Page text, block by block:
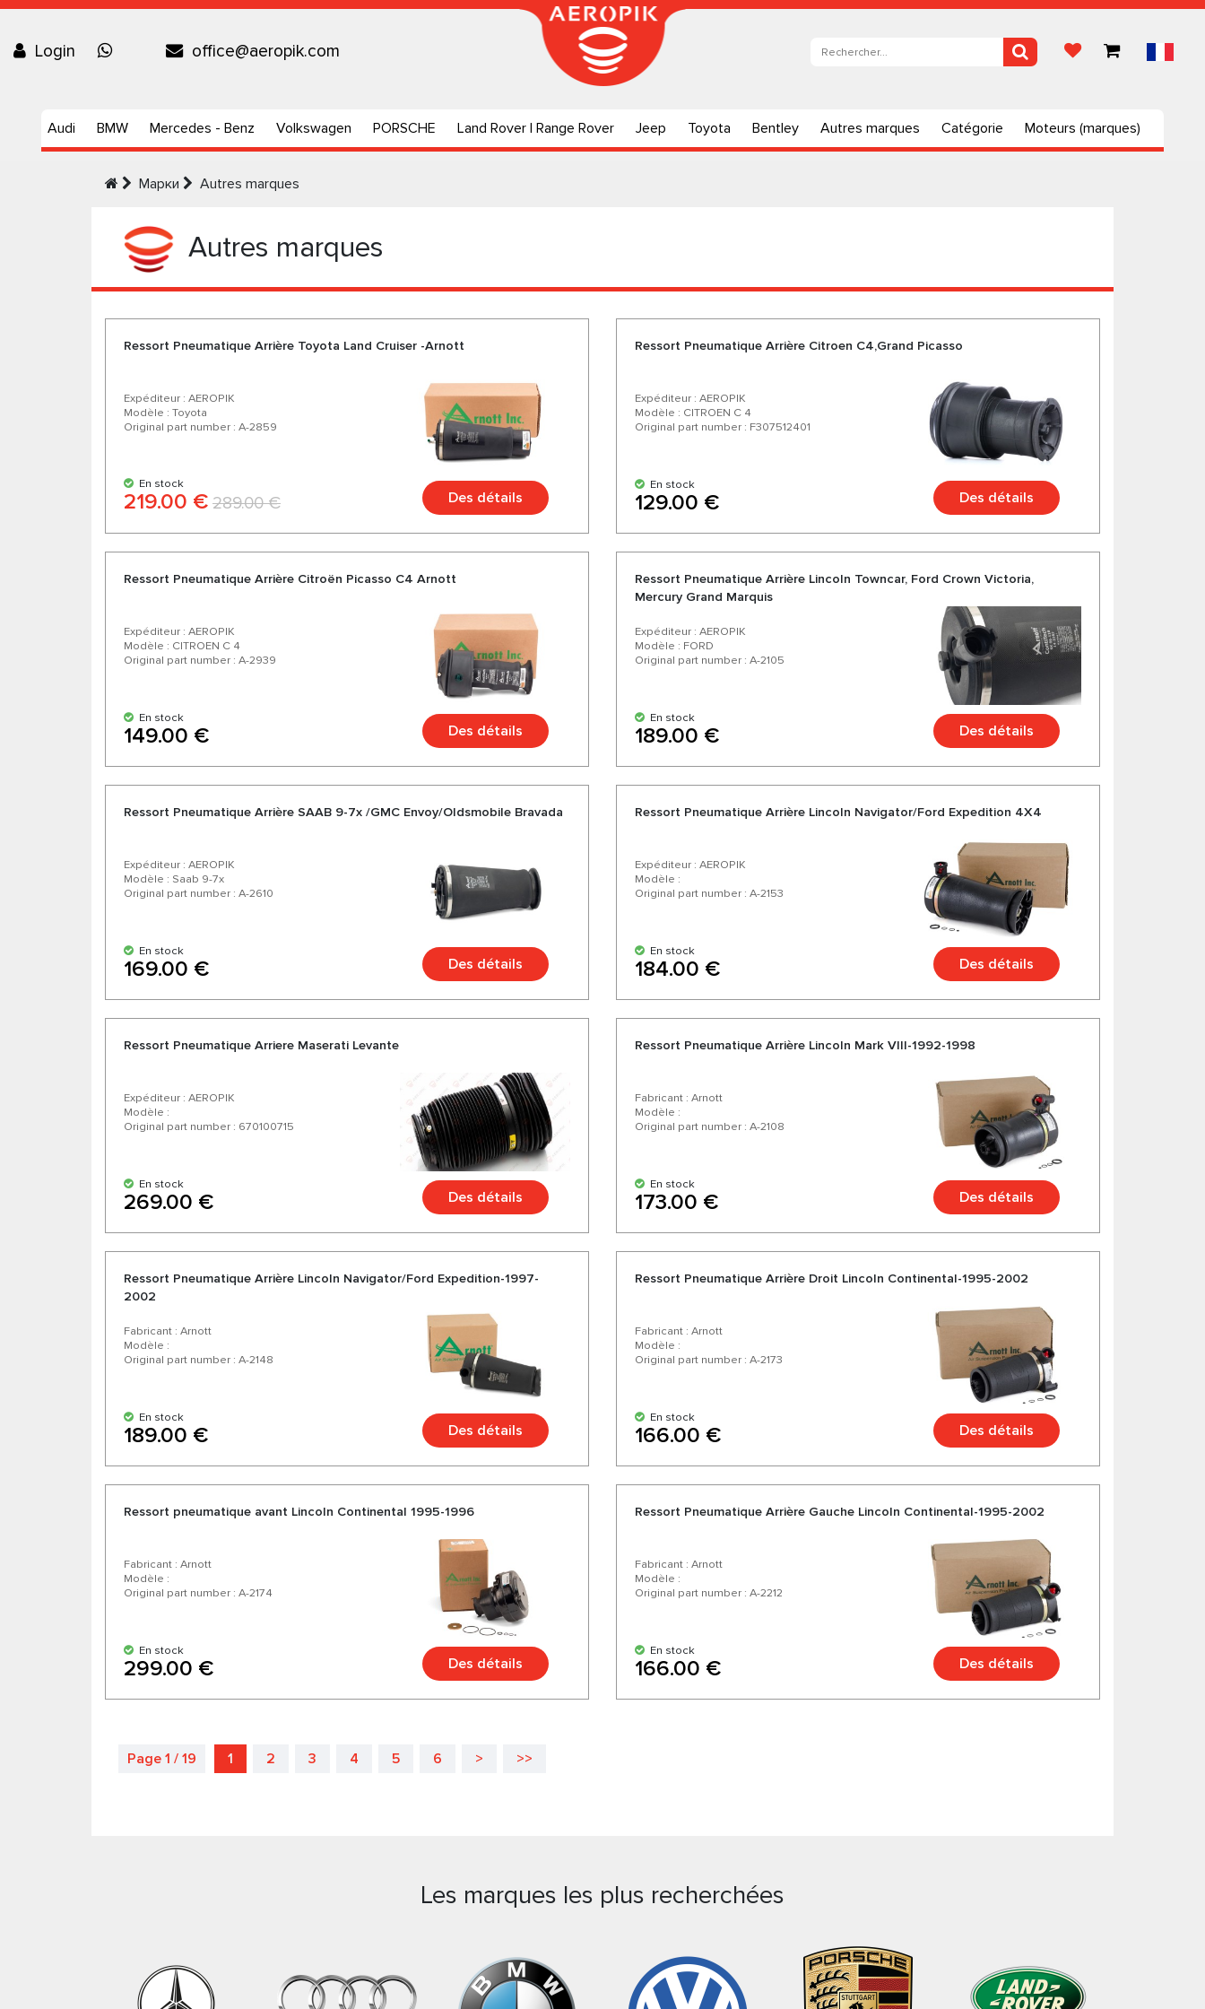
Login office@aeropik.com
Audi BMW Mercedes - Benz Volkswagen PORSCHE Land Rover | Range Rover Jeep Toyota Bentley Autres marques Catégorie Moteurs (marques)
Марки Autres marques
Autres marques
Ressort Pneumatique Arrière Toyota Land Cruiser -Arnott
Expéditeur : AEROPIK
Modèle : Toyota
Original part number : A-2859
En stock
219.00 € 289.00 € Des détails
Ressort Pneumatique Arrière Citroen C4,Grand Picasso
Expéditeur : AEROPIK
Modèle : CITROEN C 4
Original part number : F307512401
En stock
129.00 € Des détails
Ressort Pneumatique Arrière Citroën Picasso C4 Arnott
Expéditeur : AEROPIK
Modèle : CITROEN C 4
Original part number : A-2939
En stock
149.00 € Des détails
Ressort Pneumatique Arrière Lincoln Towncar, Ford Crown Victoria,
Mercury Grand Marquis
Expéditeur : AEROPIK
Modèle : FORD
Original part number : A-2105
En stock
189.00 € Des détails
Ressort Pneumatique Arrière SAAB 9-7x /GMC Envoy/Oldsmobile Bravada
Expéditeur : AEROPIK
Modèle : Saab 9-7x
Original part number : A-2610
En stock
169.00 € Des détails
Ressort Pneumatique Arrière Lincoln Navigator/Ford Expedition 4X4
Expéditeur : AEROPIK
Modèle :
Original part number : A-2153
En stock
184.00 € Des détails
Ressort Pneumatique Arriere Maserati Levante
Expéditeur : AEROPIK
Modèle :
Original part number : 670100715
En stock
269.00 € Des détails
Ressort Pneumatique Arrière Lincoln Mark VIII-1992-1998
Fabricant : Arnott
Modèle :
Original part number : A-2108
En stock
173.00 € Des détails
Ressort Pneumatique Arrière Lincoln Navigator/Ford Expedition-1997-
2002
Fabricant : Arnott
Modèle :
Original part number : A-2148
En stock
189.00 € Des détails
Ressort Pneumatique Arrière Droit Lincoln Continental-1995-2002
Fabricant : Arnott
Modèle :
Original part number : A-2173
En stock
166.00 € Des détails
Ressort pneumatique avant Lincoln Continental 1995-1996
Fabricant : Arnott
Modèle :
Original part number : A-2174
En stock
299.00 € Des détails
Ressort Pneumatique Arrière Gauche Lincoln Continental-1995-2002
Fabricant : Arnott
Modèle :
Original part number : A-2212
En stock
166.00 € Des détails
Page 1 / 19 1 2 3 4 5 6 > >>
Les marques les plus recherchées